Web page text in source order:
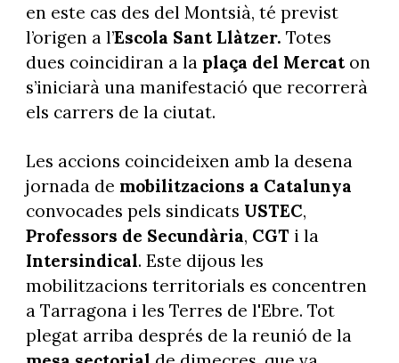
en este cas des del Montsià, té previst
l’origen a l’Escola Sant Llàtzer. Totes
dues coincidiran a la plaça del Mercat on
s’iniciarà una manifestació que recorrerà
els carrers de la ciutat.
Les accions coincideixen amb la desena
jornada de mobilitzacions a Catalunya
convocades pels sindicats USTEC,
Professors de Secundària, CGT i la
Intersindical. Este dijous les
mobilitzacions territorials es concentren
a Tarragona i les Terres de l'Ebre. Tot
plegat arriba després de la reunió de la